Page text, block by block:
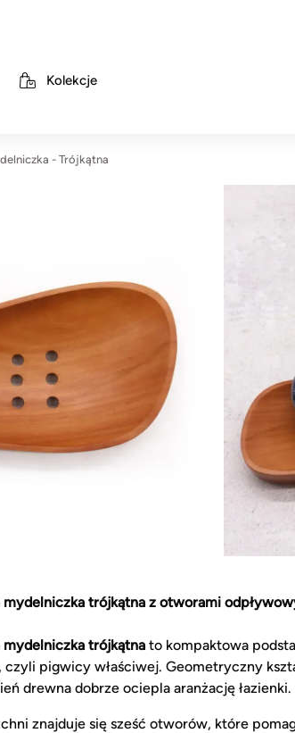
Kolekcje
- Trójkątna
mydelniczka trójkątna z otworami
mydelniczka trójkątna to kompaktowa
czyli pigwicy właściwej. Geometryczny
drewna dobrze ociepla aranżację łazienki.
znajduje się sześć otworów, które